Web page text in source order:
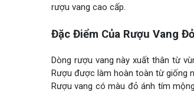
rượu vang cao cấp.
Đặc Điểm Của Rượu Vang
Dòng rượu vang này xuất thân từ
Rượu được làm hoàn toàn từ giống
Rượu vang có màu đỏ ánh tím